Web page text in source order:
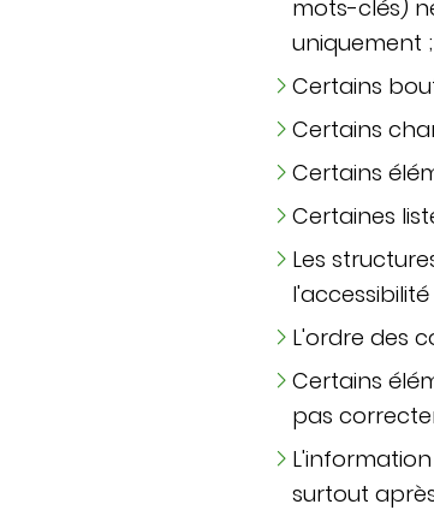
mots-clés)
uniquement ;
Certains
Certains
Certains
Certaines
Les
l'accessibilité
L'ordre des
Certains
pas
surtout